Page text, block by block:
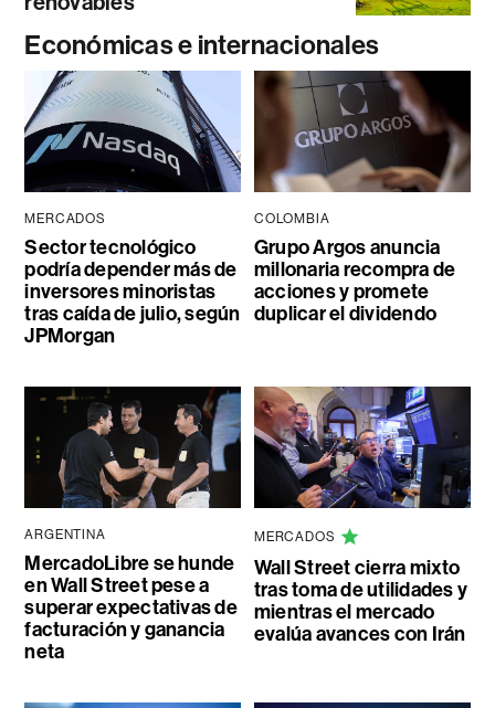
Económicas e internacionales
MERCADOS
Sector tecnológico
podría depender más de
inversores minoristas
tras caída de julio, según
JPMorgan
COLOMBIA
Grupo Argos anuncia
millonaria recompra de
acciones y promete
duplicar el dividendo
ARGENTINA
MercadoLibre se hunde
en Wall Street pese a
superar expectativas de
facturación y ganancia
neta
MERCADOS
Wall Street cierra mixto
tras toma de utilidades y
mientras el mercado
evalúa avances con Irán